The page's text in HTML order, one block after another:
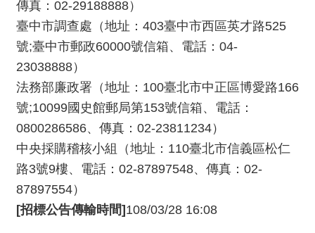
傳真：02-29188888）
臺中市調查處（地址：403臺中市西區英才路525
號;臺中市郵政60000號信箱、電話：04-
23038888）
法務部廉政署（地址：100臺北市中正區博愛路166
號;10099國史館郵局第153號信箱、電話：
0800286586、傳真：02-23811234）
中央採購稽核小組（地址：110臺北市信義區松仁
路3號9樓、電話：02-87897548、傳真：02-
87897554）
[招標公告傳輸時間]108/03/28 16:08